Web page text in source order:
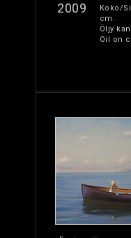
2009
Koko/
cm.
Öljy
Oil on